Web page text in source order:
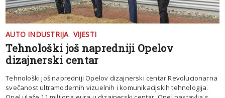
AUTO INDUSTRIJA VIJESTI
Tehnološki još napredniji Opelov
dizajnerski centar
Tehnološki još napredniji Opelov dizajnerski centar Revolucionarna
svečanost ultramodernih vizuelnih i komunikacijskih tehnologija.